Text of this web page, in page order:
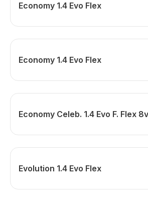
Economy 1.4 Evo Flex
Economy 1.4 Evo Flex
Economy Celeb. 1.4 Evo F. Flex 8v
Evolution 1.4 Evo Flex